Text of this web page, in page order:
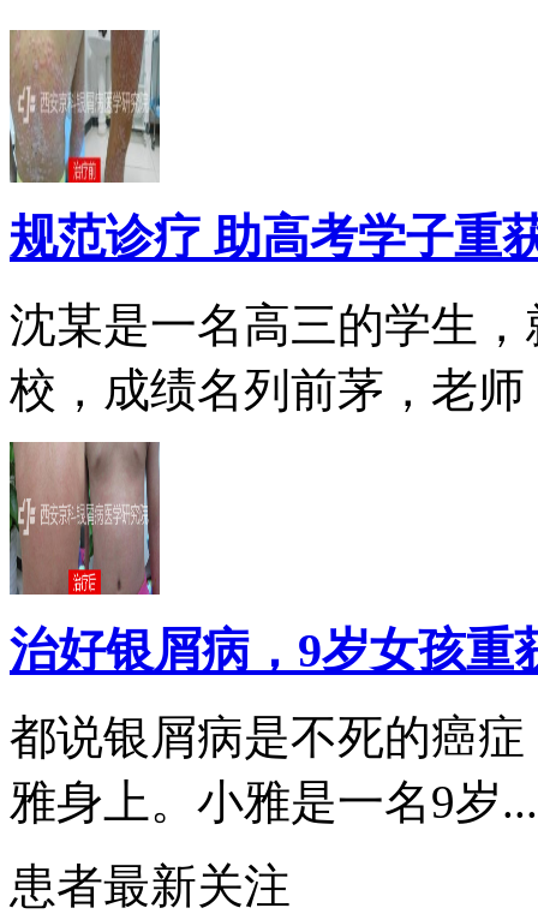
规范诊疗 助高考学子重
沈某是一名高三的学生
校，成绩名列前茅，老师
治好银屑病，9岁女孩重
都说银屑病是不死的癌
雅身上。小雅是一名9岁...
患者最新关注